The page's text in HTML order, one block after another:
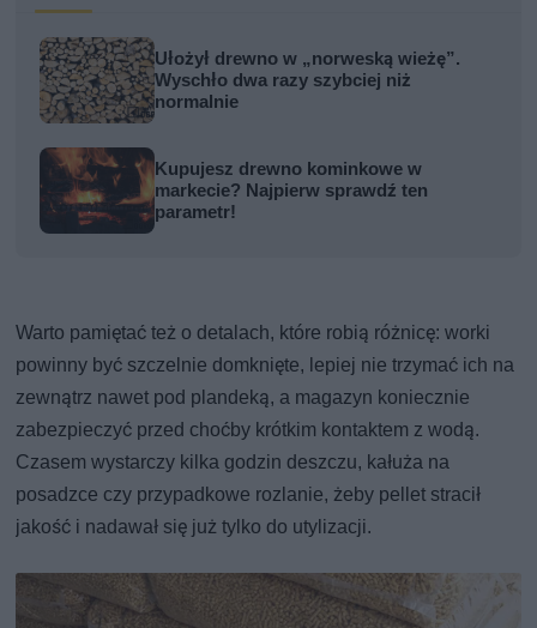
Ułożył drewno w „norweską wieżę”.
Wyschło dwa razy szybciej niż
normalnie
Kupujesz drewno kominkowe w
markecie? Najpierw sprawdź ten
parametr!
Warto pamiętać też o detalach, które robią różnicę: worki
powinny być szczelnie domknięte, lepiej nie trzymać ich na
zewnątrz nawet pod plandeką, a magazyn koniecznie
zabezpieczyć przed choćby krótkim kontaktem z wodą.
Czasem wystarczy kilka godzin deszczu, kałuża na
posadzce czy przypadkowe rozlanie, żeby pellet stracił
jakość i nadawał się już tylko do utylizacji.